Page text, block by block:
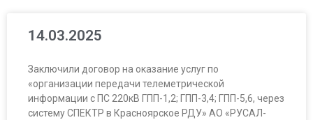
14.03.2025
Заключили договор на оказание услуг по
«организации передачи телеметрической
информации с ПС 220кВ ГПП-1,2; ГПП-3,4; ГПП-5,6, через
систему СПЕКТР в Красноярское РДУ» АО «РУСАЛ-